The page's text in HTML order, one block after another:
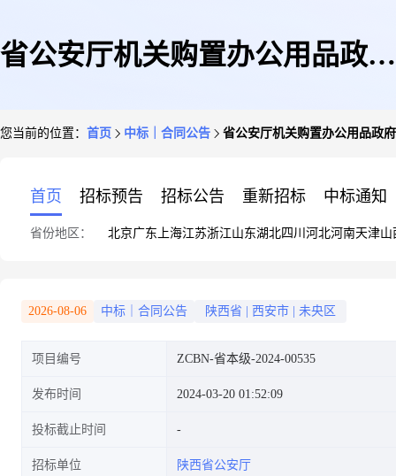
省公安厅机关购置办公用品政府
您当前的位置： 首页 中标｜合同公告 省公安厅机关购置办公用品政
首页 招标预告 招标公告 重新招标 中标通知
省份地区： 北京广东 上海江苏浙江山东湖北四川 河北河南天津山
2026-08-06 中标｜合同公告 陕西省 西安市 未央区
项目编号 ZCBN-省本级-2024-00535
发布时间 2024-03-20 01:52:09
投标截止时间
招标单位 陕西省公安厅